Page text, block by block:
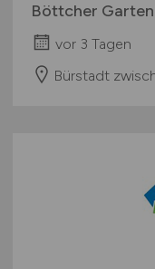
Böttcher
vor 3 Tagen
Bürstadt